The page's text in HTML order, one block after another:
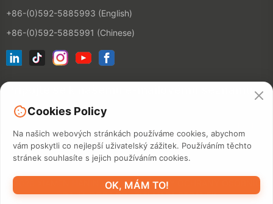
+86-(0)592-5885993 (English)
+86-(0)592-5885991 (Chinese)
©2026 XIAMEN HANIN CO., LTD.ZÁSADY OCHRANY OSOBNÍCH
ÚDAJŮ DOBA POUŽITÍ MAPA STRÁNEK
Cookies Policy
Na našich webových stránkách používáme cookies, abychom
vám poskytli co nejlepší uživatelský zážitek. Používáním těchto
stránek souhlasíte s jejich používáním cookies.
OK, MÁM TO!